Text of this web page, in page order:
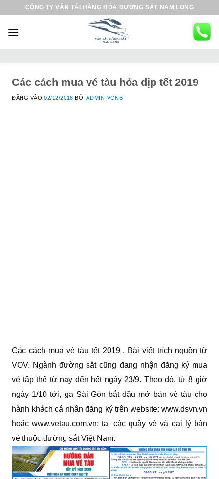
CÔNG TY VẬN TẢI HÀNG HÓA ĐƯỜNG SẮT NAM LONG
Các cách mua vé tàu hỏa dịp tết 2019
ĐĂNG VÀO02/12/2018 BỞIADMIN-VCNB
Các cách mua vé tàu tết 2019 . Bài viết trích nguồn từ
VOV. Ngành đường sắt cũng đang nhận đăng ký mua
vé tập thể từ nay đến hết ngày 23/9. Theo đó, từ 8 giờ
ngày 1/10 tới, ga Sài Gòn bắt đầu mở bán vé tàu cho
hành khách cá nhân đăng ký trên website: www.dsvn.vn
hoặc www.vetau.com.vn; tại các quầy vé và đại lý bán
vé thuộc đường sắt Việt Nam.